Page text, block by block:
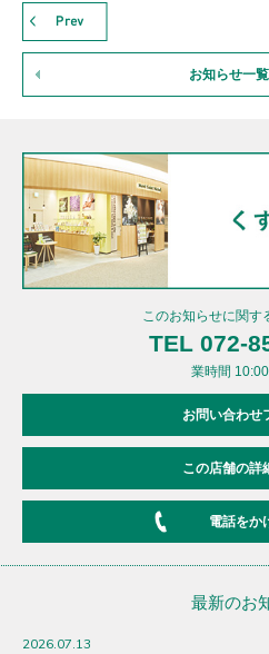
お知らせ一
このお知らせに関す
TEL 072-
業時間
お問い合わせ
この店舗の詳
電話をか
最新のお
2026.07.13